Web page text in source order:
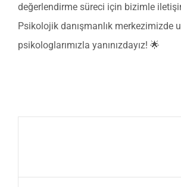
değerlendirme süreci için bizimle
Psikolojik danışmanlık merkezimizde
psikologlarımızla yanınızdayız! 🌟